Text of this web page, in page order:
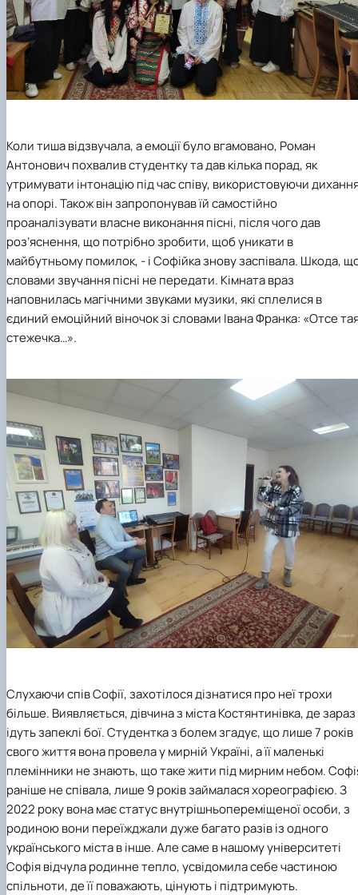
Коли тиша відзвучала, а емоції було вгамовано, Роман
Антонович похвалив студентку та дав кілька порад, як
утримувати інтонацію під час співу, використовуючи
на опорі. Також він запропонував їй самостійно
проаналізувати власне виконання пісні, після чого дав
роз’яснення, що потрібно зробити, щоб уникати в
майбутньому помилок, - і Софійка знову заспівала. Шкода,
словами звучання пісні не передати. Кімната враз
наповнилась магічними звуками музики, які сплелися в
єдиний емоційний віночок зі словами Івана Франка: «Отсе
стежечка…».
Слухаючи спів Софії, захотілося дізнатися про неї трохи
більше. Виявляється, дівчина з міста Костянтинівка, де зараз
ідуть запеклі бої. Студентка з болем згадує, що лише 7 років
свого життя вона провела у мирній Україні, а її маленькі
племінники не знають, що таке жити під мирним небом.
раніше не співала, лише 9 років займалася хореографією. З
2022 року вона має статус внутрішньопереміщеної особи, з
родиною вони переїжджали дуже багато разів із одного
українського міста в інше. Але саме в нашому університеті
Софія відчула родинне тепло, усвідомила себе частиною
спільноти, де її поважають, цінують і підтримують.